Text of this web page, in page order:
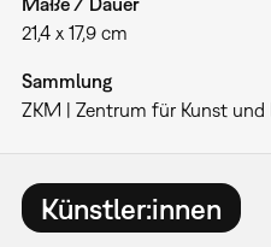
21,4 x 17,9 cm
Sammlung
ZKM | Zentrum für Kunst und
Künstler:innen